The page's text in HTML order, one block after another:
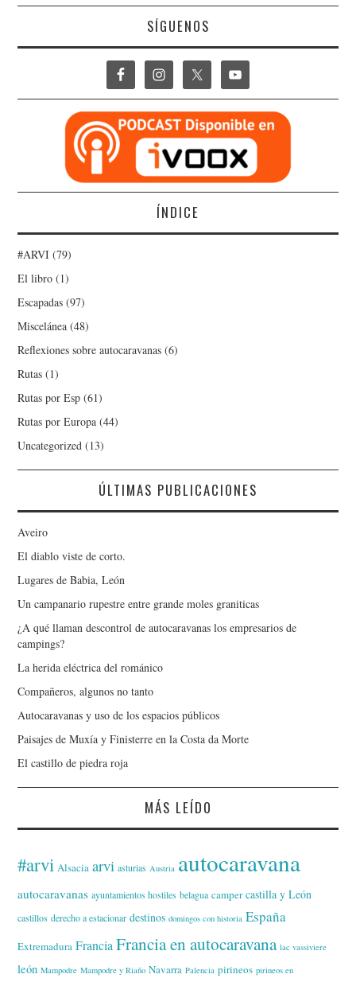
SÍGUENOS
ÍNDICE
#ARVI (79)
El libro (1)
Escapadas (97)
Miscelánea (48)
Reflexiones sobre autocaravanas (6)
Rutas (1)
Rutas por Esp (61)
Rutas por Europa (44)
Uncategorized (13)
ÚLTIMAS PUBLICACIONES
Aveiro
El diablo viste de corto.
Lugares de Babia, León
Un campanario rupestre entre grande moles graniticas
¿A qué llaman descontrol de autocaravanas los empresarios de
campings?
La herida eléctrica del románico
Compañeros, algunos no tanto
Autocaravanas y uso de los espacios públicos
Paisajes de Muxía y Finisterre en la Costa da Morte
El castillo de piedra roja
MÁS LEÍDO
#arvi Alsacia arvi asturias Austria autocaravana
autocaravanas ayuntamientos hostiles belagua camper castilla y León
castillos derecho a estacionar destinos domingos con historia España
Extremadura Francia Francia en autocaravana lac vassiviere
león Mampodre Mampodre y Riaño Navarra Palencia pirineos pirineos en